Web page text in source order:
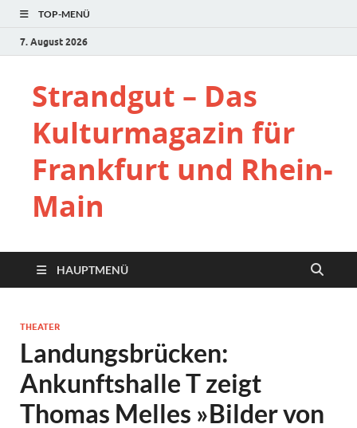
TOP-MENÜ
7. August 2026
Strandgut – Das
Kulturmagazin für
Frankfurt und Rhein-
Main
HAUPTMENÜ
THEATER
Landungsbrücken:
Ankunftshalle T zeigt
Thomas Melles »Bilder von